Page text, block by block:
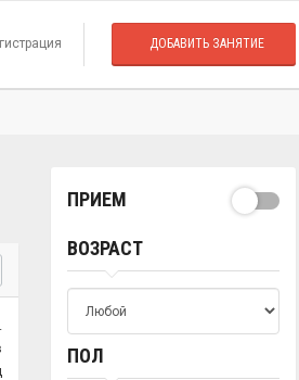
ДОБАВИТЬ ЗАНЯТИЕ
ПРИЕМ
ВОЗРАСТ
ПОЛ